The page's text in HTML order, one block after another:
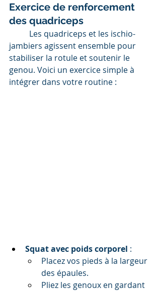
Exercice de renforcement
des quadriceps
jambiers agissent ensemble pour
stabiliser la rotule et soutenir le
genou. Voici un exercice simple à
intégrer dans votre routine :
Squat avec poids corporel :
Placez vos pieds à la largeur
des épaules.
Pliez les genoux en gardant